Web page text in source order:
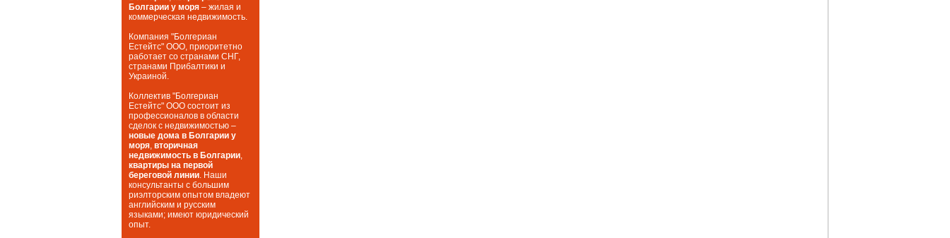
Болгарии у моря – жилая и
коммерческая недвижимость.
Компания "Болгериан
Естейтс" ООО, приоритетно
работает со странами СНГ,
странами Прибалтики и
Украиной.
Коллектив "Болгериан
Естейтс" ООО состоит из
профессионалов в области
сделок с недвижимостью –
новые дома в Болгарии у
моря, вторичная
недвижимость в Болгарии,
квартиры на первой
береговой линии. Наши
консультанты с большим
риэлторским опытом владеют
английским и русским
языками; имеют юридический
опыт.